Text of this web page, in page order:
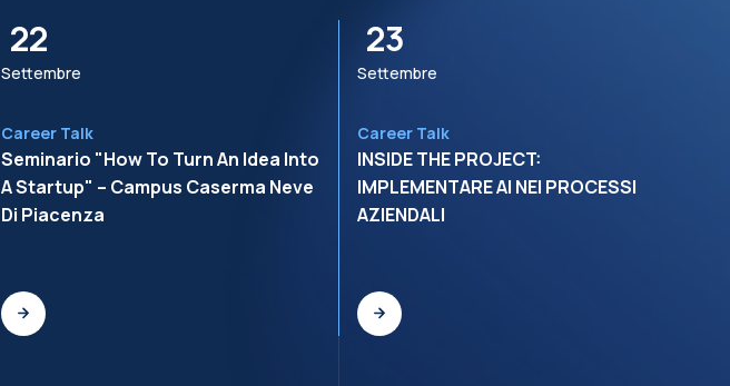
22
Settembre
Career Talk
Seminario "How To Turn An Idea Into
A Startup" – Campus Caserma Neve
Di Piacenza
23
Settembre
Career Talk
INSIDE THE PROJECT:
IMPLEMENTARE AI NEI PROCESSI
AZIENDALI